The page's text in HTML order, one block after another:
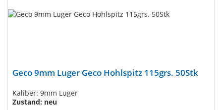
Geco 9mm Luger Geco Hohlspitz 115grs. 50Stk
Kaliber: 9mm Luger
Zustand: neu